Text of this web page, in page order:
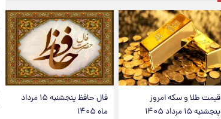
قیمت طلا و سکه امروز
پنجشنبه ۱۵ مرداد ۱۴۰۵
فال حافظ پنجشنبه ۱۵ مرداد
ماه ۱۴۰۵